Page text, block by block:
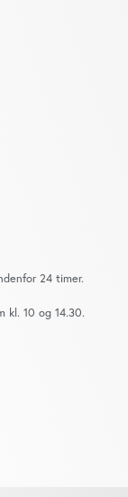
24 timer.
kl. 10 og 14.30.